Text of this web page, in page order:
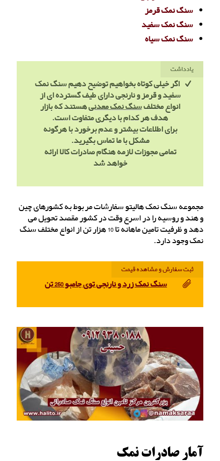
سنگ نمک قرمز
سنگ نمک سفید
سنگ نمک سیاه
یادداشت
اگر خیلی کوتاه بخواهیم توضیح دهیم سنگ نمک
سفید و قرمز و نارنجی دارای طیف گسترده ای از
انواع مختلفسنگ نمک معدنیهستند که بازار
هدف هر کدام با دیگری متفاوت است.
برای اطلاعات بیشتر و عدم برخورد با هرگونه
مشکل با ما تماس بگیرید.
تمامی مجوزات لازمه هنگام صادرات کالا ارائه
خواهد شد
مجموعه سنگ نمک هالیتو سفارشات مربوط به کشورهای چین
و هند و روسیه را در اسرع وقت در کشور مقصد تحویل می
دهد و ظرفیت تامین ماهانه تا 10 هزار تن از انواع مختلف سنگ
نمک وجود دارد.
ثبت سفارش و مشاهده قیمت
سنگ نمک زرد و نارنجی توی جامبو 250 تن
آمار صادرات نمک